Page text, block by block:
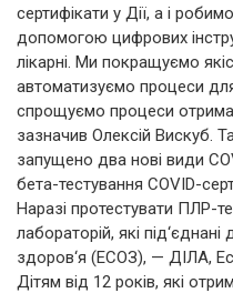
сертифікати у Дії, а і
допомогою цифрових
лікарні. Ми покращуємо
автоматизуємо процеси для
спрощуємо процеси
зазначив Олексій Вискуб.
запущено два нові види
бета-тестування COVID-
Наразі протестувати ПЛР-
лабораторій, які
здоров‘я (ЕСОЗ), — ДІЛА,
Дітям від 12 років, які